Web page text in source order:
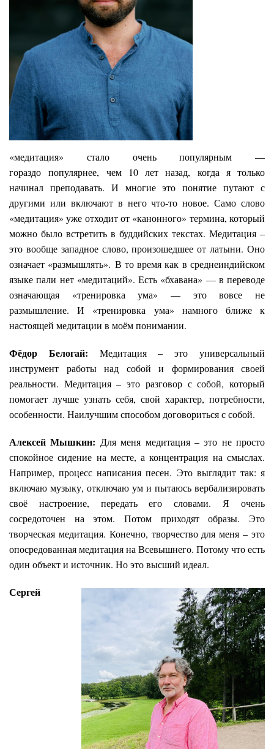
«медитация» стало очень популярным —
гораздо популярнее, чем 10 лет назад, когда я только
начинал преподавать. И многие это понятие путают с
другими или включают в него что-то новое. Само слово
«медитация» уже отходит от «канонного» термина, который
можно было встретить в буддийских текстах. Медитация –
это вообще западное слово, произошедшее от латыни. Оно
означает «размышлять». В то время как в среднеиндийском
языке пали нет «медитаций». Есть «бхавана» — в переводе
означающая «тренировка ума» — это вовсе не
размышление. И «тренировка ума» намного ближе к
настоящей медитации в моём понимании.
Фёдор Белогай: Медитация – это универсальный
инструмент работы над собой и формирования своей
реальности. Медитация – это разговор с собой, который
помогает лучше узнать себя, свой характер, потребности,
особенности. Наилучшим способом договориться с собой.
Алексей Мышкин: Для меня медитация – это не просто
спокойное сидение на месте, а концентрация на смыслах.
Например, процесс написания песен. Это выглядит так: я
включаю музыку, отключаю ум и пытаюсь вербализировать
своё настроение, передать его словами. Я очень
сосредоточен на этом. Потом приходят образы. Это
творческая медитация. Конечно, творчество для меня – это
опосредованная медитация на Всевышнего. Потому что есть
один объект и источник. Но это высший идеал.
Сергей